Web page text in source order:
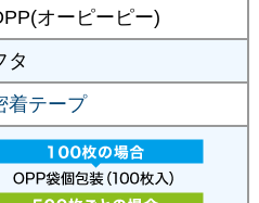
オーピーピー)
タ
着テープ